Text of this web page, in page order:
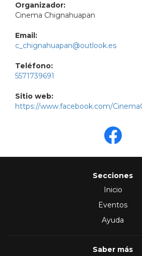
Organizador:
Cinema Chignahuapan
Email:
c_chignahuapan@outlook.es
Teléfono:
5571739691
Sitio web:
https://www.facebook.com/
Secciones
Inicio
Eventos
Ayuda
Saber más